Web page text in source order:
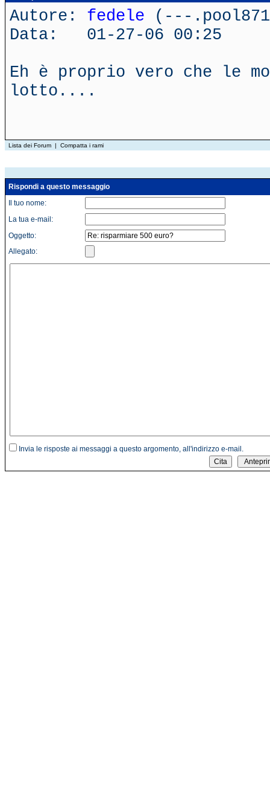
Autore: fedele (---
Data: 01-27-06 00:25
Eh è proprio vero che le
lotto....
Lista dei Forum | Compatta i rami
Rispondi a questo messaggio
Il tuo nome:
La tua e-mail:
Oggetto:
Allegato:
Invia le risposte ai messaggi a questo argomento, all'indirizzo e-mail.